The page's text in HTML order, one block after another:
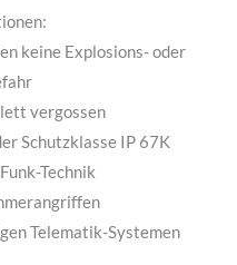
ROHS zertifiziert.
keine Explosions- oder
vergossen
Schutzklasse IP 67K
Technik